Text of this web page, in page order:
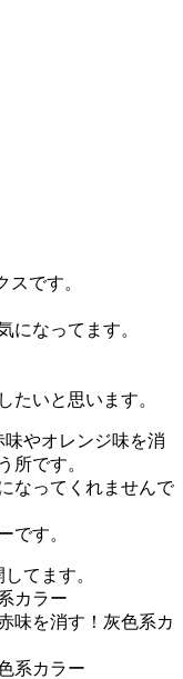
です。
になってます。
たいと思います。
やオレンジ味を消
所です。
なってくれませんで
です。
てます。
カラー
味を消す！灰色系カ
系カラー